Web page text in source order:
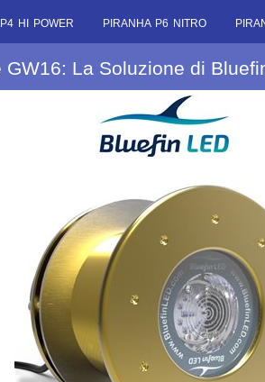
P4 HI POWER PIRANHA P6 NITRO
GW16: La Soluzione di